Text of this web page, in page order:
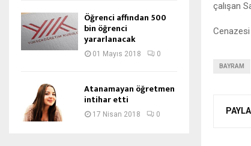
çalışan
Cenazesi
BAYRAM
Öğrenci affından 500
bin öğrenci
yararlanacak
01 Mayıs 2018 0
Atanamayan öğretmen
intihar etti
17 Nisan 2018 0